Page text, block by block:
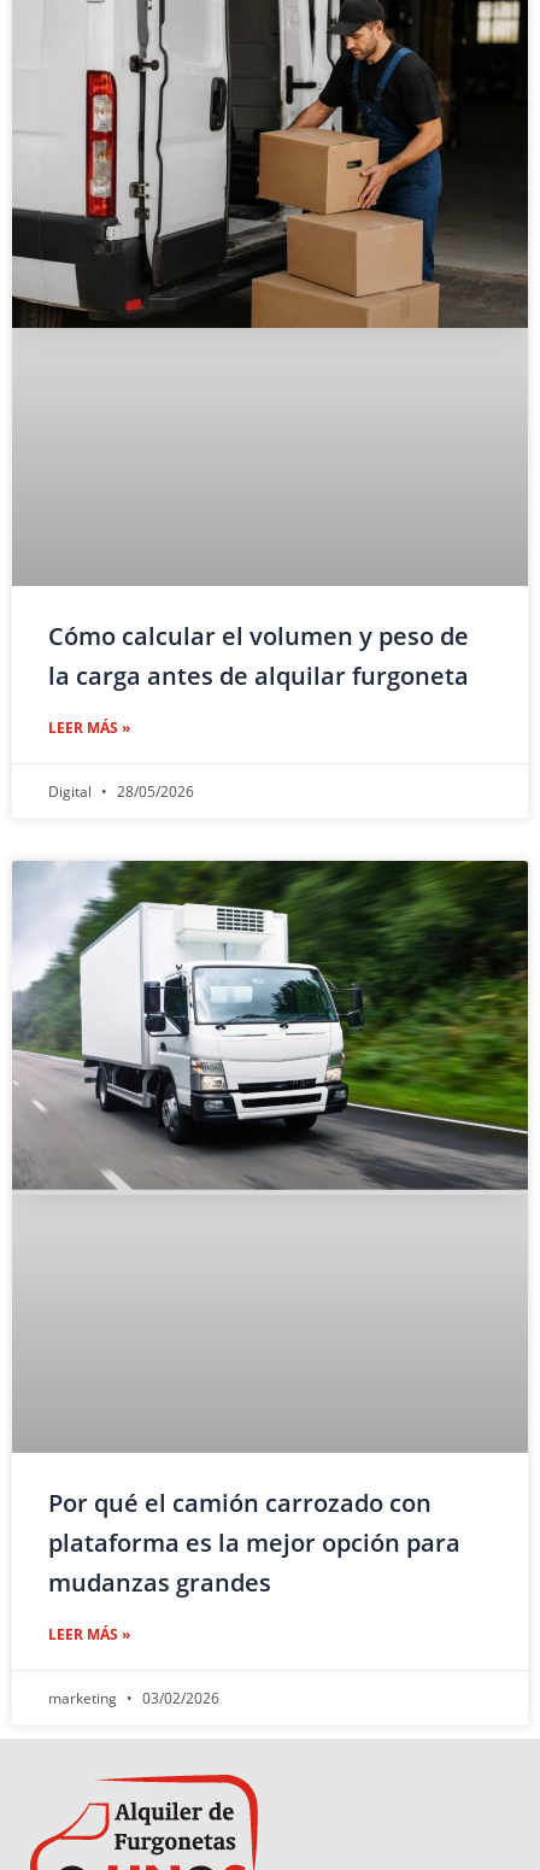
Cómo calcular el volumen y peso de
la carga antes de alquilar furgoneta
LEER MÁS »
Digital 28/05/2026
Por qué el camión carrozado con
plataforma es la mejor opción para
mudanzas grandes
LEER MÁS »
marketing 03/02/2026